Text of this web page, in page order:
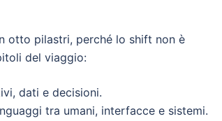
otto pilastri, perché lo shift non è
del viaggio:
dati e decisioni.
tra umani, interfacce e sistemi.